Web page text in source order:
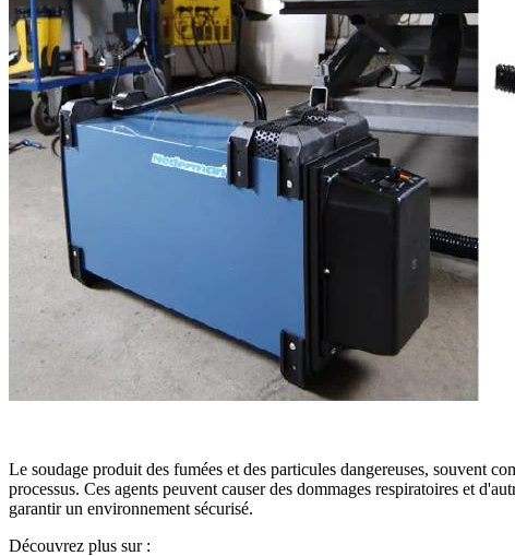
Le soudage produit des fumées et des particules dangereuses, souvent
processus. Ces agents peuvent causer des dommages respiratoires et
garantir un environnement sécurisé.
Découvrez plus sur :